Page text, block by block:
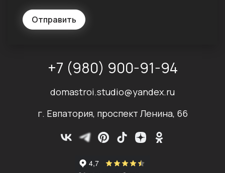
Отправить
+7 (980) 900-91-94
domastroi.studio@yandex.ru
г. Евпатория, проспект Ленина, 66